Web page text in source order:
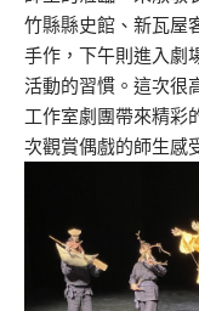
竹縣縣史館、新瓦屋
手作，下午則進入劇
活動的習慣。這次很
工作室劇團帶來精彩
次觀賞偶戲的師生感